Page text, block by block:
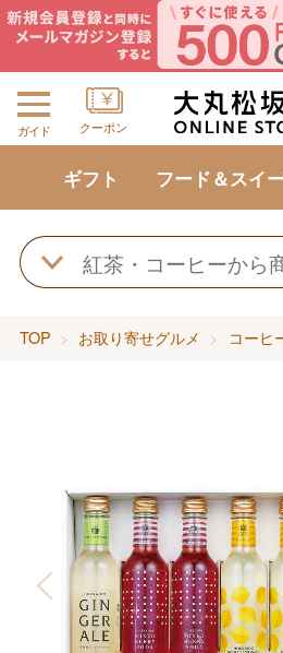
ガイド クーポン
ギフト フード＆スイ
TOP お取り寄せグルメ コーヒ